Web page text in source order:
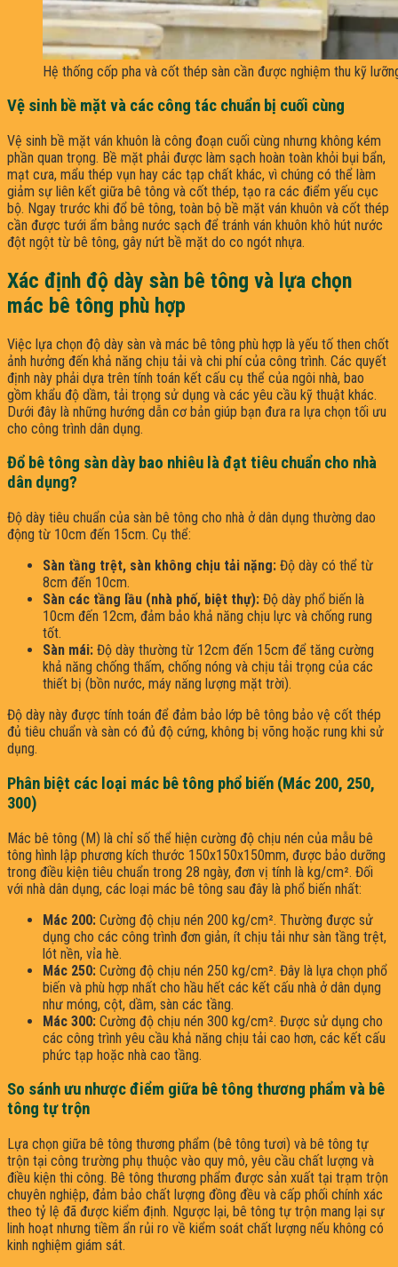
Hệ thống cốp pha và cốt thép sàn cần được nghiệm thu kỹ
Vệ sinh bề mặt và các công tác chuẩn bị cuối cùng
Vệ sinh bề mặt ván khuôn là công đoạn cuối cùng nhưng không kém
phần quan trọng. Bề mặt phải được làm sạch hoàn toàn khỏi bụi bẩn,
mạt cưa, mẩu thép vụn hay các tạp chất khác, vì chúng có thể làm
giảm sự liên kết giữa bê tông và cốt thép, tạo ra các điểm yếu cục
bộ. Ngay trước khi đổ bê tông, toàn bộ bề mặt ván khuôn và cốt thép
cần được tưới ẩm bằng nước sạch để tránh ván khuôn khô hút nước
đột ngột từ bê tông, gây nứt bề mặt do co ngót nhựa.
Xác định độ dày sàn bê tông và lựa chọn
mác bê tông phù hợp
Việc lựa chọn độ dày sàn và mác bê tông phù hợp là yếu tố then chốt
ảnh hưởng đến khả năng chịu tải và chi phí của công trình. Các quyết
định này phải dựa trên tính toán kết cấu cụ thể của ngôi nhà, bao
gồm khẩu độ dầm, tải trọng sử dụng và các yêu cầu kỹ thuật khác.
Dưới đây là những hướng dẫn cơ bản giúp bạn đưa ra lựa chọn tối ưu
cho công trình dân dụng.
Đổ bê tông sàn dày bao nhiêu là đạt tiêu chuẩn cho nhà
dân dụng?
Độ dày tiêu chuẩn của sàn bê tông cho nhà ở dân dụng thường dao
động từ 10cm đến 15cm. Cụ thể:
Sàn tầng trệt, sàn không chịu tải nặng: Độ dày có thể từ
8cm đến 10cm.
Sàn các tầng lầu (nhà phố, biệt thự): Độ dày phổ biến là
10cm đến 12cm, đảm bảo khả năng chịu lực và chống rung
tốt.
Sàn mái: Độ dày thường từ 12cm đến 15cm để tăng cường
khả năng chống thấm, chống nóng và chịu tải trọng của các
thiết bị (bồn nước, máy năng lượng mặt trời).
Độ dày này được tính toán để đảm bảo lớp bê tông bảo vệ cốt thép
đủ tiêu chuẩn và sàn có đủ độ cứng, không bị võng hoặc rung khi sử
dụng.
Phân biệt các loại mác bê tông phổ biến (Mác 200, 250,
300)
Mác bê tông (M) là chỉ số thể hiện cường độ chịu nén của mẫu bê
tông hình lập phương kích thước 150x150x150mm, được bảo dưỡng
trong điều kiện tiêu chuẩn trong 28 ngày, đơn vị tính là kg/cm². Đối
với nhà dân dụng, các loại mác bê tông sau đây là phổ biến nhất:
Mác 200: Cường độ chịu nén 200 kg/cm². Thường được sử
dụng cho các công trình đơn giản, ít chịu tải như sàn tầng trệt,
lót nền, vỉa hè.
Mác 250: Cường độ chịu nén 250 kg/cm². Đây là lựa chọn phổ
biến và phù hợp nhất cho hầu hết các kết cấu nhà ở dân dụng
như móng, cột, dầm, sàn các tầng.
Mác 300: Cường độ chịu nén 300 kg/cm². Được sử dụng cho
các công trình yêu cầu khả năng chịu tải cao hơn, các kết cấu
phức tạp hoặc nhà cao tầng.
So sánh ưu nhược điểm giữa bê tông thương phẩm và bê
tông tự trộn
Lựa chọn giữa bê tông thương phẩm (bê tông tươi) và bê tông tự
trộn tại công trường phụ thuộc vào quy mô, yêu cầu chất lượng và
điều kiện thi công. Bê tông thương phẩm được sản xuất tại trạm trộn
chuyên nghiệp, đảm bảo chất lượng đồng đều và cấp phối chính xác
theo tỷ lệ đã được kiểm định. Ngược lại, bê tông tự trộn mang lại sự
linh hoạt nhưng tiềm ẩn rủi ro về kiểm soát chất lượng nếu không có
kinh nghiệm giám sát.